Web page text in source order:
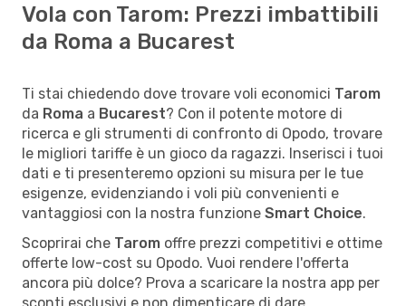
Vola con Tarom: Prezzi imbattibili
da Roma a Bucarest
Ti stai chiedendo dove trovare voli economici Tarom
da Roma a Bucarest? Con il potente motore di
ricerca e gli strumenti di confronto di Opodo, trovare
le migliori tariffe è un gioco da ragazzi. Inserisci i tuoi
dati e ti presenteremo opzioni su misura per le tue
esigenze, evidenziando i voli più convenienti e
vantaggiosi con la nostra funzione Smart Choice.
Scoprirai che Tarom offre prezzi competitivi e ottime
offerte low-cost su Opodo. Vuoi rendere l'offerta
ancora più dolce? Prova a scaricare la nostra app per